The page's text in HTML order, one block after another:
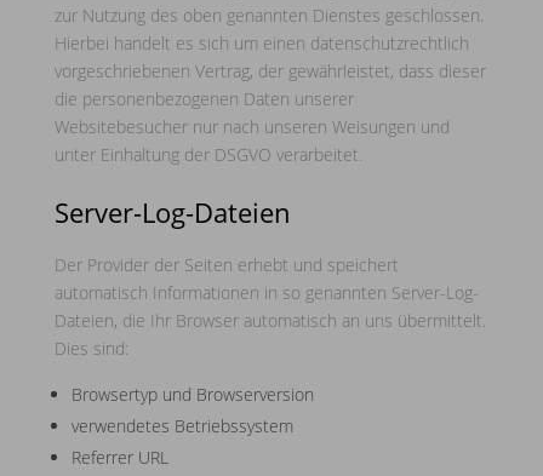
zur Nutzung des oben genannten Dienstes geschlossen.
Hierbei handelt es sich um einen datenschutzrechtlich
vorgeschriebenen Vertrag, der gewährleistet, dass dieser
die personenbezogenen Daten unserer
Websitebesucher nur nach unseren Weisungen und
unter Einhaltung der DSGVO verarbeitet.
Server-Log-Dateien
Der Provider der Seiten erhebt und speichert
automatisch Informationen in so genannten Server-Log-
Dateien, die Ihr Browser automatisch an uns übermittelt.
Dies sind:
Browsertyp und Browserversion
verwendetes Betriebssystem
Referrer URL